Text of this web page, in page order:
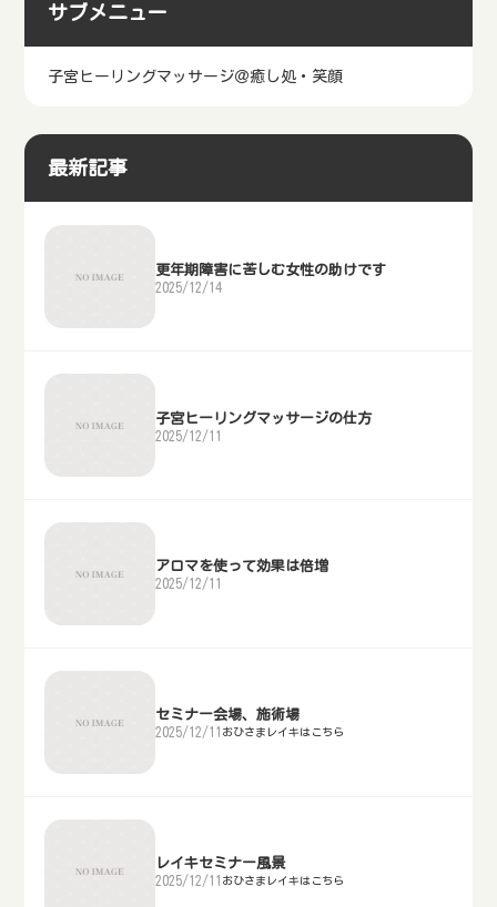
サブメニュー
子宮ヒーリングマッサージ＠癒し処・笑顔
最新記事
更年期障害に苦しむ女性の助けです
2025/12/14
子宮ヒーリングマッサージの仕方
2025/12/11
アロマを使って効果は倍増
2025/12/11
セミナー会場、施術場
2025/12/11 おひさまレイキはこちら
レイキセミナー風景
2025/12/11 おひさまレイキはこちら